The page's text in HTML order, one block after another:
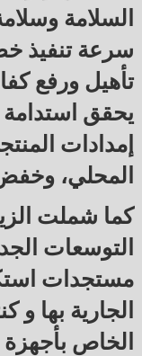
السلامة
سرعة تنفيذ
تأهيل ورفع
يحقق استدامة
إمدادات
المحلي، وخفض
كما شملت
التوسعات
مستجدات
الجارية بها و
الخاص